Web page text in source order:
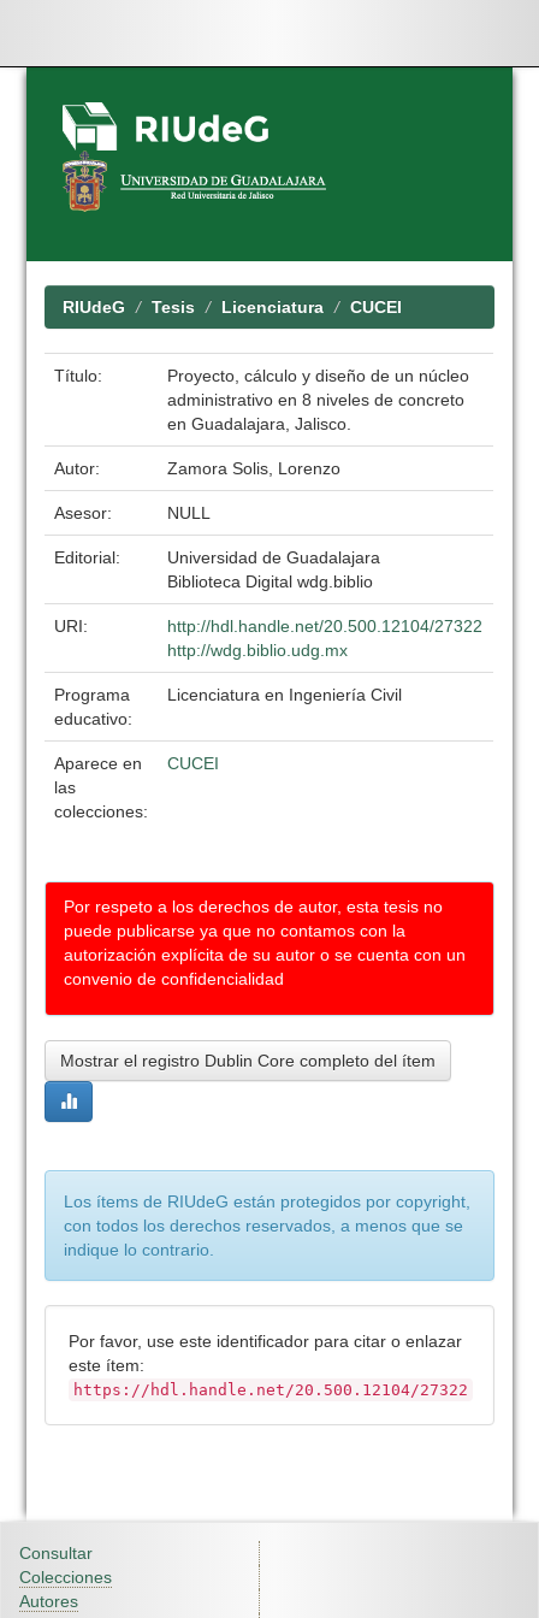
Skip
navigation
RIUdeG Tesis Licenciatura CUCEI
Título:
Proyecto, cálculo y diseño de un núcleo
administrativo en 8 niveles de concreto
en Guadalajara, Jalisco.
Autor: Zamora Solis, Lorenzo
Asesor: NULL
Editorial:
Universidad de Guadalajara
Biblioteca Digital wdg.biblio
URI:
http://hdl.handle.net/20.500.12104/27322
http://wdg.biblio.udg.mx
Programa
educativo:
Licenciatura en Ingeniería Civil
Aparece en
las
colecciones:
CUCEI
Por respeto a los derechos de autor, esta tesis no
puede publicarse ya que no contamos con la
autorización explícita de su autor o se cuenta con un
convenio de confidencialidad
Mostrar el registro Dublin Core completo del ítem
Los ítems de RIUdeG están protegidos por copyright,
con todos los derechos reservados, a menos que se
indique lo contrario.
Por favor, use este identificador para citar o enlazar
este ítem:
https://hdl.handle.net/20.500.12104/27322
Consultar
Colecciones
Autores